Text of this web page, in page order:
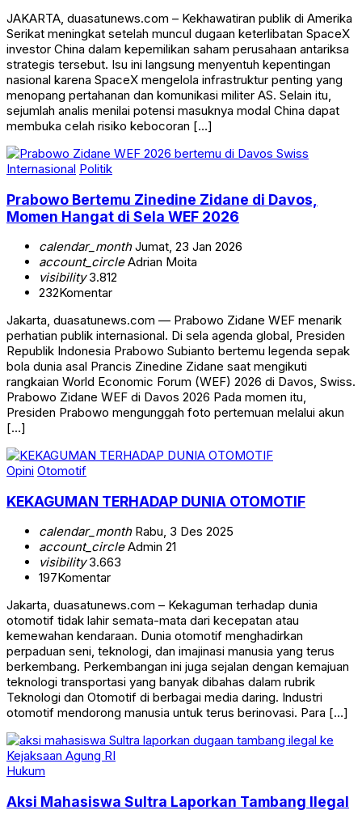
JAKARTA, duasatunews.com – Kekhawatiran publik di Amerika
Serikat meningkat setelah muncul dugaan keterlibatan SpaceX
investor China dalam kepemilikan saham perusahaan antariksa
strategis tersebut. Isu ini langsung menyentuh kepentingan
nasional karena SpaceX mengelola infrastruktur penting yang
menopang pertahanan dan komunikasi militer AS. Selain itu,
sejumlah analis menilai potensi masuknya modal China dapat
membuka celah risiko kebocoran […]
Internasional Politik
Prabowo Bertemu Zinedine Zidane di Davos,
Momen Hangat di Sela WEF 2026
calendar_monthJumat, 23 Jan 2026
account_circleAdrian Moita
visibility3.812
232Komentar
Jakarta, duasatunews.com — Prabowo Zidane WEF menarik
perhatian publik internasional. Di sela agenda global, Presiden
Republik Indonesia Prabowo Subianto bertemu legenda sepak
bola dunia asal Prancis Zinedine Zidane saat mengikuti
rangkaian World Economic Forum (WEF) 2026 di Davos, Swiss.
Prabowo Zidane WEF di Davos 2026 Pada momen itu,
Presiden Prabowo mengunggah foto pertemuan melalui akun
[…]
Opini Otomotif
KEKAGUMAN TERHADAP DUNIA OTOMOTIF
calendar_monthRabu, 3 Des 2025
account_circleAdmin 21
visibility3.663
197Komentar
Jakarta, duasatunews.com – Kekaguman terhadap dunia
otomotif tidak lahir semata-mata dari kecepatan atau
kemewahan kendaraan. Dunia otomotif menghadirkan
perpaduan seni, teknologi, dan imajinasi manusia yang terus
berkembang. Perkembangan ini juga sejalan dengan kemajuan
teknologi transportasi yang banyak dibahas dalam rubrik
Teknologi dan Otomotif di berbagai media daring. Industri
otomotif mendorong manusia untuk terus berinovasi. Para […]
Hukum
Aksi Mahasiswa Sultra Laporkan Tambang Ilegal